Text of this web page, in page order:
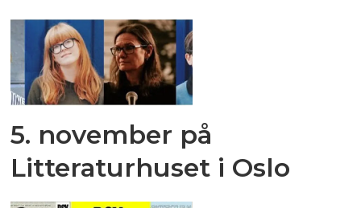
5. november på
Litteraturhuset i Oslo